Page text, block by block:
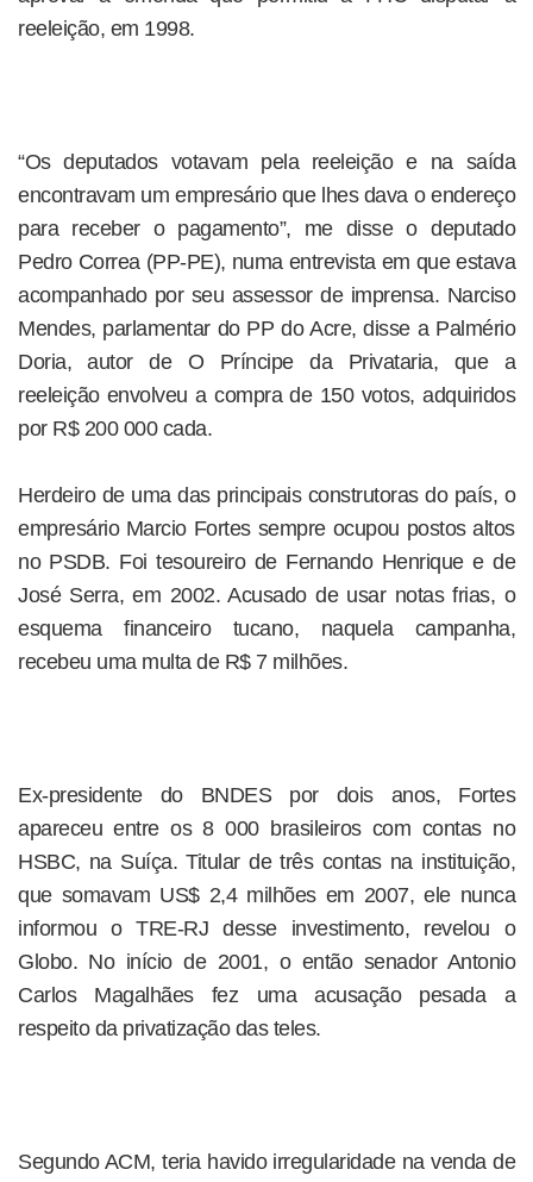
reeleição, em 1998.
“Os deputados votavam pela reeleição e na saída
encontravam um empresário que lhes dava o endereço
para receber o pagamento”, me disse o deputado
Pedro Correa (PP-PE), numa entrevista em que estava
acompanhado por seu assessor de imprensa. Narciso
Mendes, parlamentar do PP do Acre, disse a Palmério
Doria, autor de O Príncipe da Privataria, que a
reeleição envolveu a compra de 150 votos, adquiridos
por R$ 200 000 cada.
Herdeiro de uma das principais construtoras do país, o
empresário Marcio Fortes sempre ocupou postos altos
no PSDB. Foi tesoureiro de Fernando Henrique e de
José Serra, em 2002. Acusado de usar notas frias, o
esquema financeiro tucano, naquela campanha,
recebeu uma multa de R$ 7 milhões.
Ex-presidente do BNDES por dois anos, Fortes
apareceu entre os 8 000 brasileiros com contas no
HSBC, na Suíça. Titular de três contas na instituição,
que somavam US$ 2,4 milhões em 2007, ele nunca
informou o TRE-RJ desse investimento, revelou o
Globo. No início de 2001, o então senador Antonio
Carlos Magalhães fez uma acusação pesada a
respeito da privatização das teles.
Segundo ACM, teria havido irregularidade na venda de